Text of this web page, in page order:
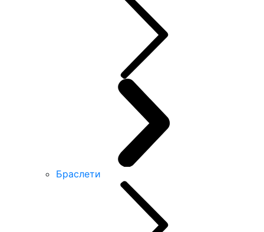
Браслети